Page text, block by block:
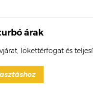
árak
lökettérfogat és